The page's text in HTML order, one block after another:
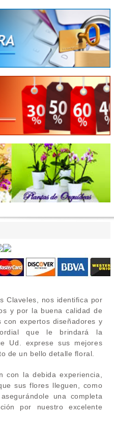
Claveles, nos identifica por
y por la buena calidad de
con expertos diseñadores y
que le brindará la
Ud. exprese sus mejores
de un bello detalle floral.
con la debida experiencia,
sus flores lleguen, como
una completa
por nuestro excelente